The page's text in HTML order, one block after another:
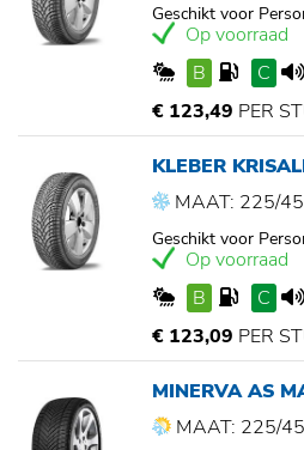
Geschikt voor
Op voorraad
B
C
€ 123,49 PER
KLEBER
MAAT: 225/
Geschikt voor
Op voorraad
B
C
€ 123,09 PER
MINERVA AS
MAAT: 225/